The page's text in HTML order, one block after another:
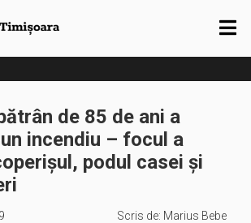
de 85 de ani a
incendiu – focul a
podul casei și
Scris de: Marius Bebe